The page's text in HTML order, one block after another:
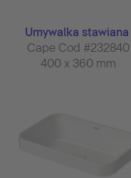
Umywalka stawiana
Cape Cod #232840
400 x 360 mm